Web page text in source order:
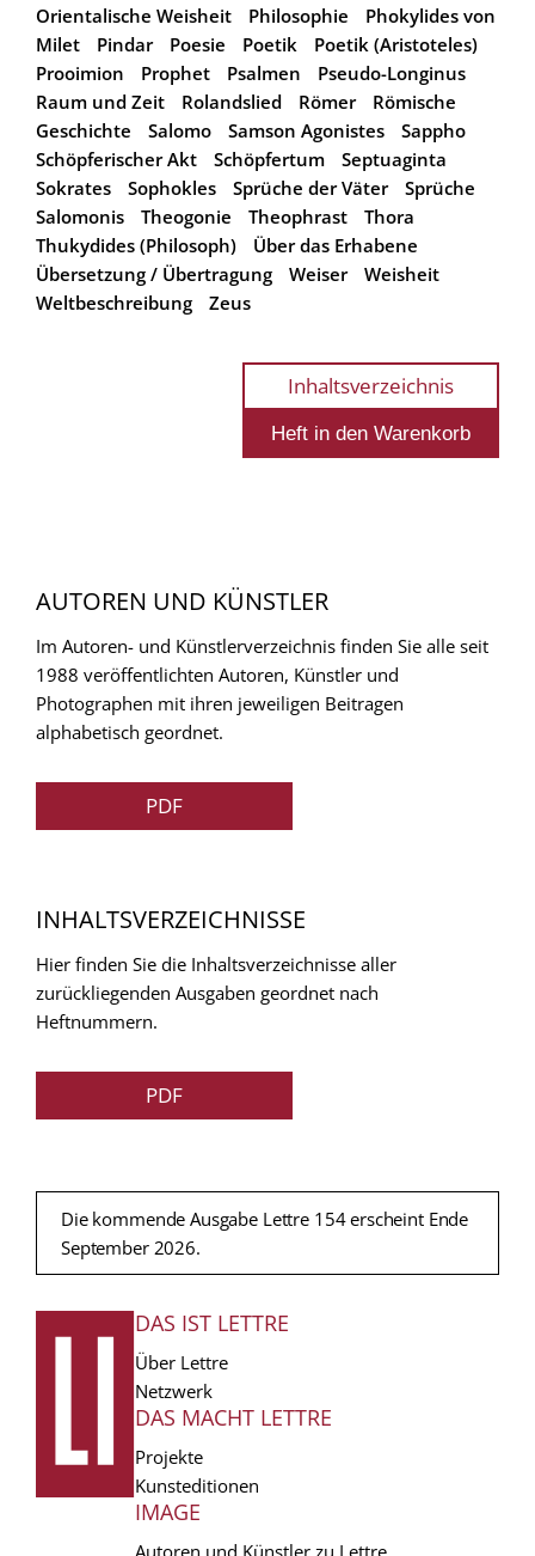
Orientalische Weisheit
Philosophie
Phokylides von
Milet
Pindar Poesie Poetik
Poetik (Aristoteles)
Prooimion
Prophet Psalmen
Pseudo-Longinus
Raum und Zeit
Rolandslied Römer
Römische
Geschichte
Salomo Samson Agonistes
Sappho
Schöpferischer Akt
Schöpfertum
Septuaginta
Sokrates
Sophokles Sprüche der Väter
Sprüche
Salomonis
Theogonie Theophrast
Thora
Thukydides (Philosoph)
Über das Erhabene
Übersetzung / Übertragung
Weiser
Weisheit
Weltbeschreibung
Zeus
Inhaltsverzeichnis
AUTOREN UND KÜNSTLER
Im Autoren- und Künstlerverzeichnis finden Sie alle seit
1988 veröffentlichten Autoren, Künstler und
Photographen mit ihren jeweiligen Beitragen
alphabetisch geordnet.
PDF
INHALTSVERZEICHNISSE
Hier finden Sie die Inhaltsverzeichnisse aller
zurückliegenden Ausgaben geordnet nach
Heftnummern.
PDF
Die kommende Ausgabe Lettre 154 erscheint Ende
September 2026.
FUSSZEILE
DAS IST LETTRE
Über Lettre
Netzwerk
DAS MACHT LETTRE
Projekte
Kunsteditionen
IMAGE
Autoren und Künstler zu Lettre